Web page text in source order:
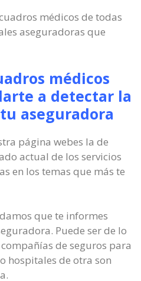
médicos de todas
aseguradoras que
médicos
a detectar la
aseguradora
página webes la de
actual de los servicios
en los temas que más te
que te informes
Puede ser de lo
de seguros para
hospitales de otra son